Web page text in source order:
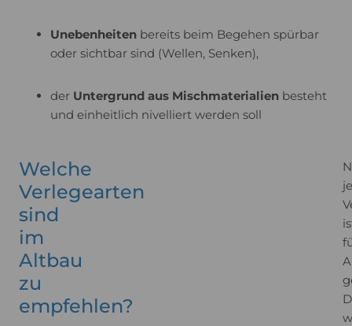
Unebenheiten bereits beim Begehen spürbar
oder sichtbar sind (Wellen, Senken),
der Untergrund aus Mischmaterialien besteht
und einheitlich nivelliert werden soll
Welche
Verlegearten
sind
im
Altbau
zu
empfehlen?